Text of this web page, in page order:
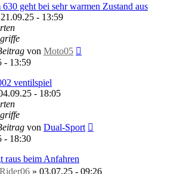
geht bei sehr warmen Zustand aus
21.09.25 - 13:59
von Moto05
- 13:59
ventilspiel
- 18:05
von Dual-Sport
- 18:30
raus beim Anfahren
» 03.07.25 - 09:26